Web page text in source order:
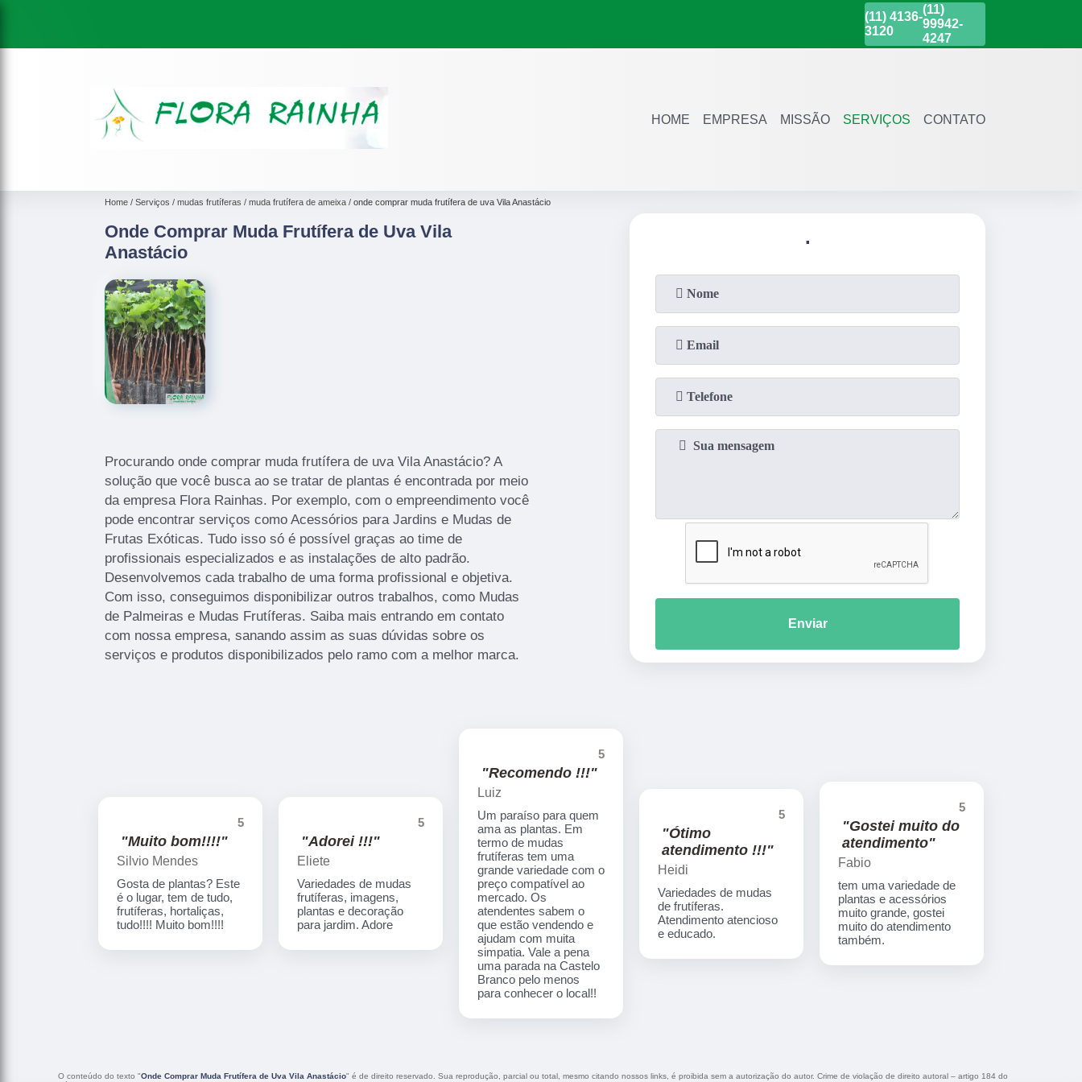
(11) 4136-
3120
(11)
99942-
4247
HOME EMPRESA MISSÃO SERVIÇOS CONTATO
Home Serviços mudas frutíferas muda frutífera de ameixa onde comprar muda frutífera de uva Vila Anastácio
Onde Comprar Muda Frutífera de Uva Vila
Anastácio
Procurando onde comprar muda frutífera de uva Vila Anastácio? A
solução que você busca ao se tratar de plantas é encontrada por meio
da empresa Flora Rainhas. Por exemplo, com o empreendimento você
pode encontrar serviços como Acessórios para Jardins e Mudas de
Frutas Exóticas. Tudo isso só é possível graças ao time de
profissionais especializados e as instalações de alto padrão.
Desenvolvemos cada trabalho de uma forma profissional e objetiva.
Com isso, conseguimos disponibilizar outros trabalhos, como Mudas
de Palmeiras e Mudas Frutíferas. Saiba mais entrando em contato
com nossa empresa, sanando assim as suas dúvidas sobre os
serviços e produtos disponibilizados pelo ramo com a melhor marca.
.
Enviar
5
"Muito bom!!!!"
Silvio Mendes
Gosta de plantas? Este
é o lugar, tem de tudo,
frutíferas, hortaliças,
tudo!!!! Muito bom!!!!
5
"Adorei !!!"
Eliete
Variedades de mudas
frutíferas, imagens,
plantas e decoração
para jardim. Adore
5
"Recomendo !!!"
Luiz
Um paraíso para quem
ama as plantas. Em
termo de mudas
frutíferas tem uma
grande variedade com o
preço compatível ao
mercado. Os
atendentes sabem o
que estão vendendo e
ajudam com muita
simpatia. Vale a pena
uma parada na Castelo
Branco pelo menos
para conhecer o local!!
5
"Ótimo
atendimento !!!"
Heidi
Variedades de mudas
de frutíferas.
Atendimento atencioso
e educado.
5
"Gostei muito do
atendimento"
Fabio
tem uma variedade de
plantas e acessórios
muito grande, gostei
muito do atendimento
também.
O conteúdo do texto "Onde Comprar Muda Frutífera de Uva Vila Anastácio" é de direito reservado. Sua reprodução, parcial ou total, mesmo citando nossos links, é proibida sem a autorização do autor. Crime de violação de direito autoral – artigo 184 do